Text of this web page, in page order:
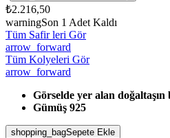
₺2.216,50
warningSon 1 Adet Kaldı
Tüm Safir leri Gör
arrow_forward
Tüm Kolyeleri Gör
arrow_forward
Görselde yer alan
Gümüş 925
shopping_bagSepete Ekle